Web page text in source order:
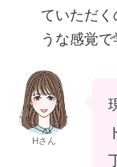
ていただ
うな感覚で
Hさん